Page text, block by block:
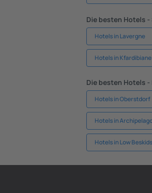
Die besten Hotels
Hotels in Lavergne
Hotels in Kfardibiane
Die besten Hotels -
Hotels in Oberstdorf
Hotels in
Hotels in Low Beskids